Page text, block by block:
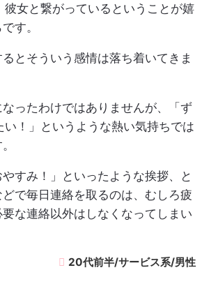
彼女と繋がっているということが嬉
す。
とそういう感情は落ち着いてきま
ったわけではありませんが、「ず
い！」というような熱い気持ちでは
やすみ！」といったような挨拶、と
で毎日連絡を取るのは、むしろ疲
な連絡以外はしなくなってしまい
20代前半/サービス系/男性